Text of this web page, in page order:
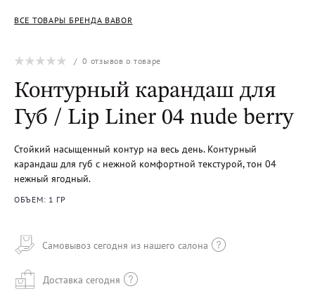
ВСЕ ТОВАРЫ БРЕНДА BABOR
/0 отзывов о товаре
Контурный карандаш для
Губ / Lip Liner 04 nude berry
Стойкий насыщенный контур на весь день. Контурный
карандаш для губ с нежной комфортной текстурой, тон 04
нежный ягодный.
ОБЪЕМ: 1 ГР
Самовывоз сегодня из нашего салона
Доставка сегодня